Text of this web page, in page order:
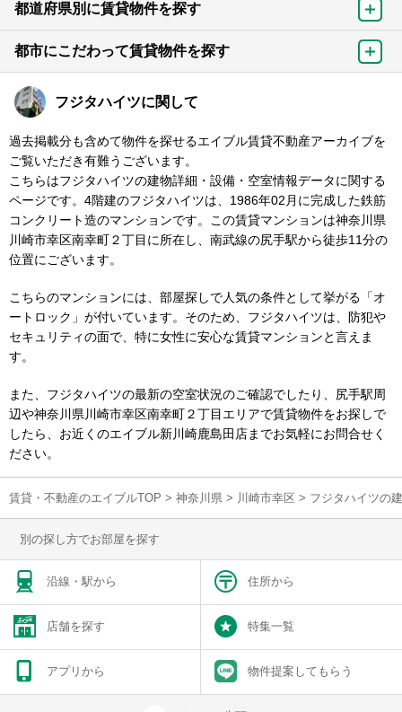
都道府県別に賃貸物件を探す
都市にこだわって賃貸物件を探す
フジタハイツに関して
過去掲載分も含めて物件を探せるエイブル賃貸不動産アーカイブを
ご覧いただき有難うございます。
こちらはフジタハイツの建物詳細・設備・空室情報データに関する
ページです。4階建のフジタハイツは、1986年02月に完成した鉄筋
コンクリート造のマンションです。この賃貸マンションは神奈川県
川崎市幸区南幸町２丁目に所在し、南武線の尻手駅から徒歩11分の
位置にございます。
こちらのマンションには、部屋探しで人気の条件として挙がる「オ
ートロック」が付いています。そのため、フジタハイツは、防犯や
セキュリティの面で、特に女性に安心な賃貸マンションと言えま
す。
また、フジタハイツの最新の空室状況のご確認でしたり、尻手駅周
辺や神奈川県川崎市幸区南幸町２丁目エリアで賃貸物件をお探しで
したら、お近くのエイブル新川崎鹿島田店までお気軽にお問合せく
ださい。
賃貸・不動産のエイブルTOP > 神奈川県 > 川崎市幸区 > フジタハイツの
別の探し方でお部屋を探す
沿線・駅から 住所から
店舗を探す 特集一覧
アプリから 物件提案してもらう